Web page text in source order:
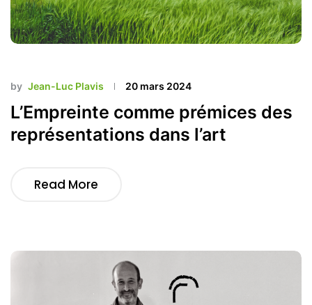
by Jean-Luc Plavis 20 mars 2024
L’Empreinte comme prémices des
représentations dans l’art
Read More